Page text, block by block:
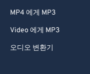
MP4 에게 MP3
Video 에게 MP3
오디오 변환기